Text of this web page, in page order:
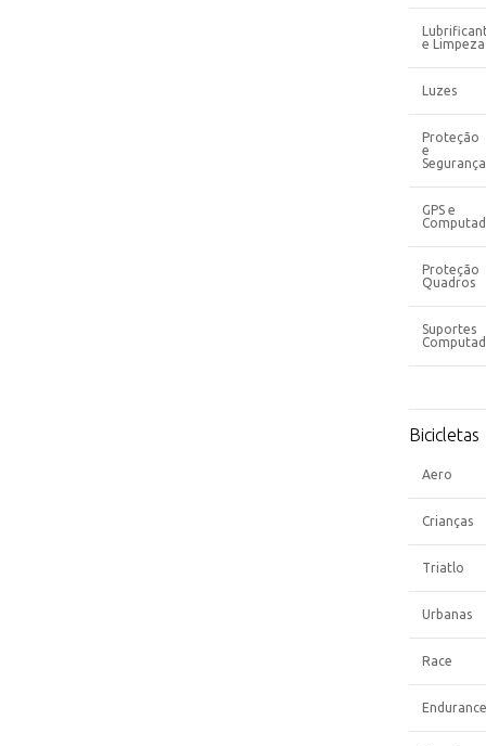
e Limpeza
Luzes
Proteção
e
Segurança
GPS e
Proteção
Quadros
Suportes
Bicicletas
Aero
Crianças
Triatlo
Urbanas
Race
Endurance